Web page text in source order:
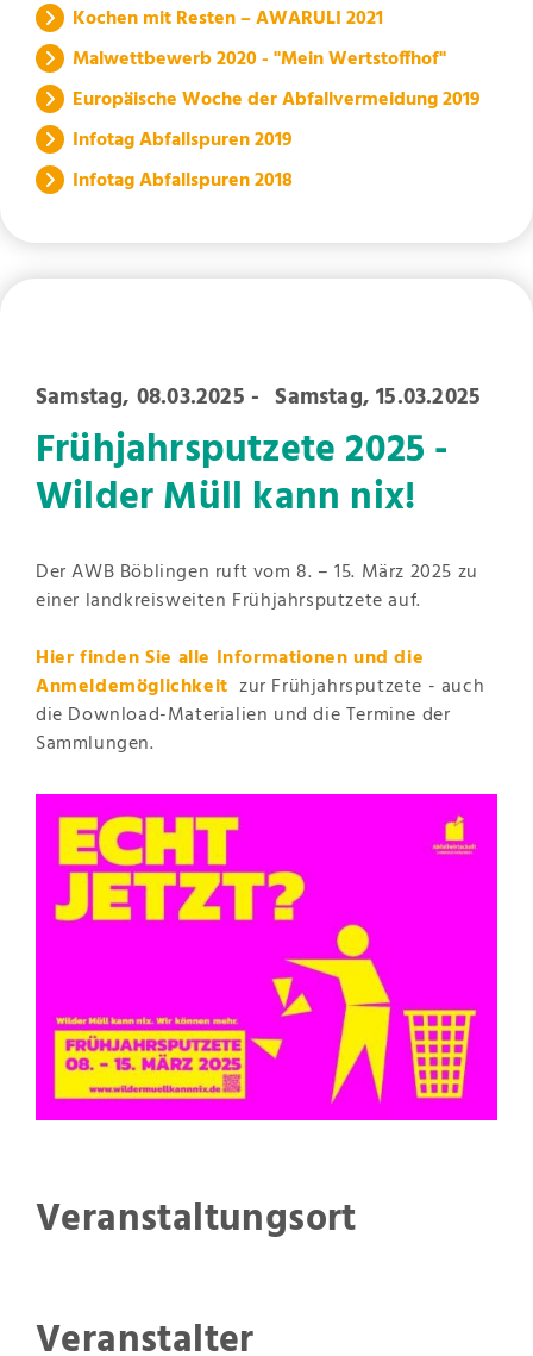
Kochen mit Resten – AWARULI 2021
Malwettbewerb 2020 - "Mein Wertstoffhof"
Europäische Woche der Abfallvermeidung 2019
Infotag Abfallspuren 2019
Infotag Abfallspuren 2018
Samstag, 08.03.2025 - Samstag, 15.03.2025
Frühjahrsputzete 2025 -
Wilder Müll kann nix!
Der AWB Böblingen ruft vom 8. – 15. März 2025 zu
einer landkreisweiten Frühjahrsputzete auf.
Hier finden Sie alle Informationen und die
Anmeldemöglichkeit zur Frühjahrsputzete - auch
die Download-Materialien und die Termine der
Sammlungen.
Veranstaltungsort
Veranstalter